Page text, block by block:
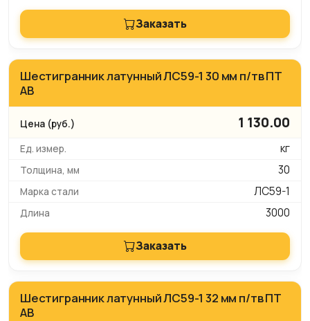
Заказать
Шестигранник латунный ЛС59-1 30 мм п/тв ПТ
АВ
1 130.00
кг
30
ЛС59-1
3000
Заказать
Шестигранник латунный ЛС59-1 32 мм п/тв ПТ
АВ